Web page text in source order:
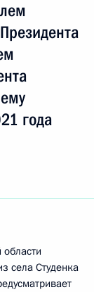
года
села Студенка